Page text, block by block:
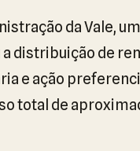
da Vale,
a distribuição de
e ação
total de